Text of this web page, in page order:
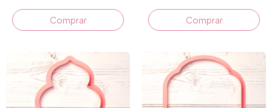
Comprar Comprar